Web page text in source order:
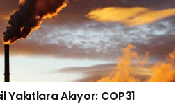
Akıyor: COP31